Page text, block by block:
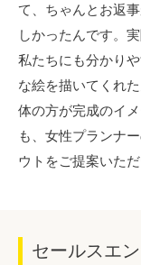
て、ちゃんとお返
しかったんです。
私たちにも分かり
な絵を描いてくれ
体の方が完成のイ
も、女性プランナ
ウトをご提案いた
セールスエ